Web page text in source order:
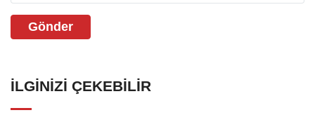
Gönder
İLGINIZI ÇEKEBILIR